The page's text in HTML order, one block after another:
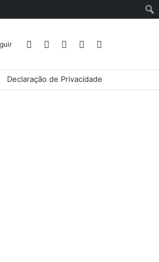
Switch
Barra
Artigo
Entrar
Declaração de Privacidade